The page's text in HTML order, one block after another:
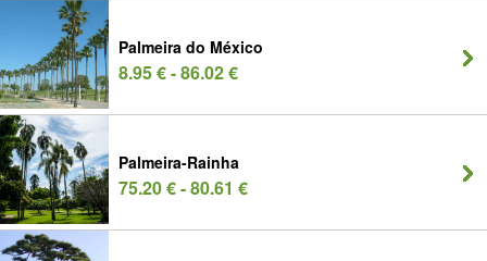
Palmeira do México
8.95 € - 86.02 €
Palmeira-Rainha
75.20 € - 80.61 €